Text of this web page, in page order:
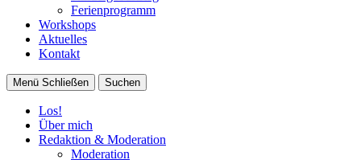
Ferienprogramm
Workshops
Aktuelles
Kontakt
Menü Schließen Suchen
Los!
Über mich
Redaktion & Moderation
Moderation